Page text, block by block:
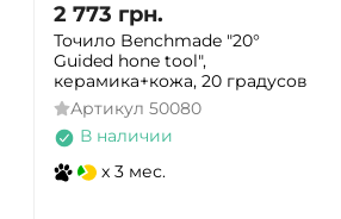
2 773 грн.
Точило Benchmade "20°
Guided hone tool",
керамика+кожа, 20 градусов
Артикул 50080
В наличии
x 3 мес.